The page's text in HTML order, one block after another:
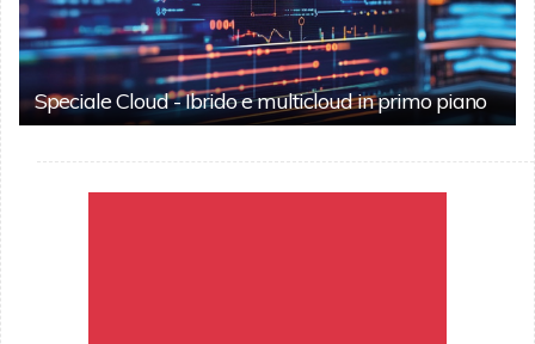
Speciale Cloud - Ibrido e multicloud in primo piano